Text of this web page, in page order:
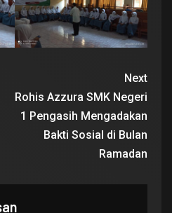
Next
Rohis Azzura SMK Negeri
1 Pengasih Mengadakan
Bakti Sosial di Bulan
Ramadan